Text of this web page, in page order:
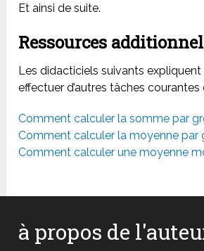
Et ainsi de suite.
Ressources
Les didacticiels suivants
effectuer d’autres tâches courantes
Comment calculer la somme par
Comment calculer la moyenne par
Comment calculer une moyenne
à propos de